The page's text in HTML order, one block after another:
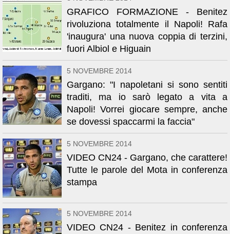
GRAFICO FORMAZIONE - Benitez
rivoluziona totalmente il Napoli! Rafa
'inaugura' una nuova coppia di terzini,
fuori Albiol e Higuain
5 NOVEMBRE 2014
Gargano: "I napoletani si sono sentiti
traditi, ma io sarò legato a vita a
Napoli! Vorrei giocare sempre, anche
se dovessi spaccarmi la faccia"
5 NOVEMBRE 2014
VIDEO CN24 - Gargano, che carattere!
Tutte le parole del Mota in conferenza
stampa
5 NOVEMBRE 2014
VIDEO CN24 - Benitez in conferenza